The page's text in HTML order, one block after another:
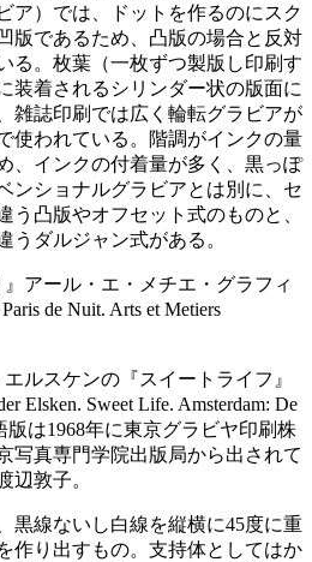
ア）では、ドットを作るのにスク
版であるため、凸版の場合と反対
る。枚葉（一枚ずつ製版し印刷す
装着されるシリンダー状の版面に
雑誌印刷では広く輪転グラビアが
使われている。階調がインクの量
、インクの付着量が多く、黒っぽ
ンショナルグラビアとは別に、セ
う凸版やオフセット式のものと、
うダルジャン式がある。
アール・エ・メチエ・グラフィ
de Nuit. Arts et Metiers
ルスケンの『スイートライフ』
Elsken. Sweet Life. Amsterdam: De
版は1968年に東京グラビヤ印刷株
写真専門学院出版局から出されて
辺敦子。
黒線ないし白線を縦横に45度に重
作り出すもの。支持体としてはか